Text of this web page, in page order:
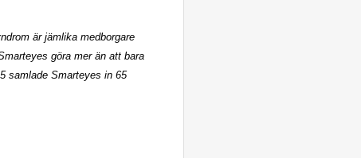
är jämlika medborgare
göra mer än att bara
samlade Smarteyes in 65